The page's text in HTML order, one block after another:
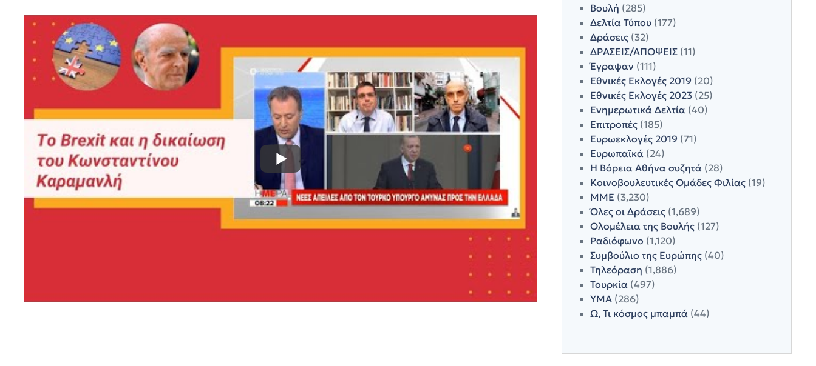
Βουλή (285)
Δελτία Τύπου(177)
Δράσεις(32)
ΔΡΑΣΕΙΣ/ΑΠΟΨΕΙΣ(11)
Έγραψαν (111)
Εθνικές Εκλογές 2019 (20)
Εθνικές Εκλογές 2023(25)
Ενημερωτικά Δελτία(40)
Επιτροπές(185)
Ευρωεκλογές 2019 (71)
Ευρωπαϊκά(24)
Η Βόρεια Αθήνα συζητά(28)
Κοινοβουλευτικές Ομάδες Φιλίας(19)
ΜΜΕ (3,230)
Όλες οι Δράσεις(1,689)
Ολομέλεια της Βουλής(127)
Ραδιόφωνο (1,120)
Συμβούλιο της Ευρώπης(40)
Τηλεόραση (1,886)
Τουρκία(497)
ΥΜΑ(286)
Ω, Τι κόσμος μπαμπά(44)